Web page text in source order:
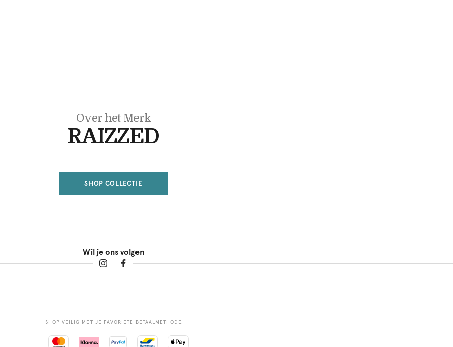
Over het Merk
RAIZZED
SHOP COLLECTIE
Wil je ons volgen
SHOP VEILIG MET JE FAVORIETE BETAALMETHODE